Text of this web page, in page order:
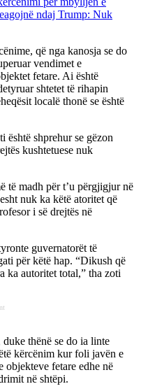
që nga kanosja se do
vendimet e
fetare. Ai është
shtetet të rihapin
localë thonë se është
është shprehur se gëzon
kushtetuese nuk
të madh për t’u përgjigjur në
nuk ka këtë atoritet që
i së drejtës në
guvernatorët të
për këtë hap. “Dikush që
ka autoritet total,” tha zoti
thënë se do ia linte
kërcënim kur foli javën e
objekteve fetare edhe në
në shtëpi.